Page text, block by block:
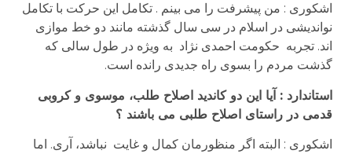
اشکوری : من پیشرفت را می بینم . تکامل این حرکت با تکامل
نواندیشی در اسلام در سی سال گذشته مانند دو خط موازی
اند. تجربه حکومت احمدی نژاد به ویژه در طول سالی که
گذشت مردم را بسوی راه جدیدی رانده است.
استاندارد : آیا این دو کاندید اصلاح طلب، موسوی و کروبی
قدمی در راستای اصلاح طلبی می باشند ؟
اشکوری : البته اگر منظورمان کمال و غایت نباشد، آری. اما